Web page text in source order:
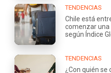
TENDENCIAS
Chile está
comenzar una
según Índice
TENDENCIAS
¿Con quién se